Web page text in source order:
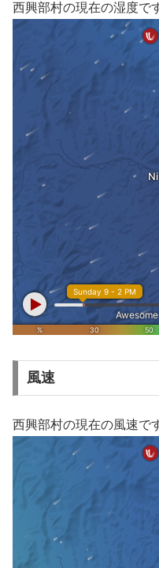
西興部村の現在の湿度で
風速
西興部村の現在の風速で